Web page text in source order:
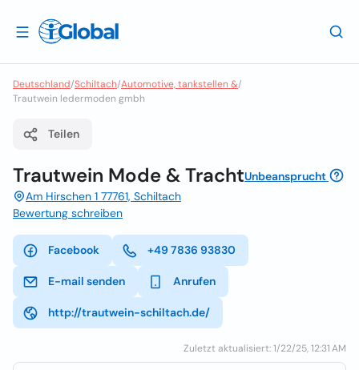
Deutschland/Schiltach/Automotive, tankstellen &/
Trautwein ledermoden gmbh
Teilen
Trautwein Mode & TrachtUnbeansprucht
Am Hirschen 1 77761, Schiltach
Bewertung schreiben
Facebook +49 7836 93830
E-mail senden Anrufen
http://trautwein-schiltach.de/
Zuletzt aktualisiert: 1/22/25, 12:31 AM